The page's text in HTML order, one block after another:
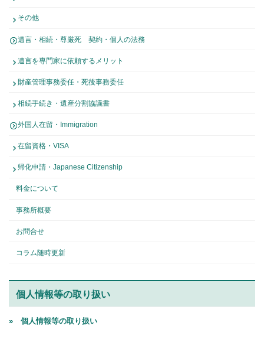
その他
遺言・相続・尊厳死 契約・個人の法務
遺言を専門家に依頼するメリット
財産管理事務委任・死後事務委任
相続手続き・遺産分割協議書
外国人在留・Immigration
在留資格・VISA
帰化申請・Japanese Citizenship
料金について
事務所概要
お問合せ
コラム随時更新
個人情報等の取り扱い
» 個人情報等の取り扱い